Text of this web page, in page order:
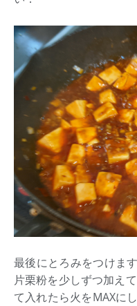
最後にとろみをつけま
片栗粉を少しずつ加え
て入れたら火をMAXに